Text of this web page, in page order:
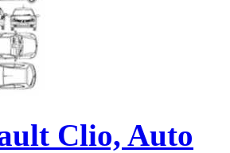
Clio, Auto